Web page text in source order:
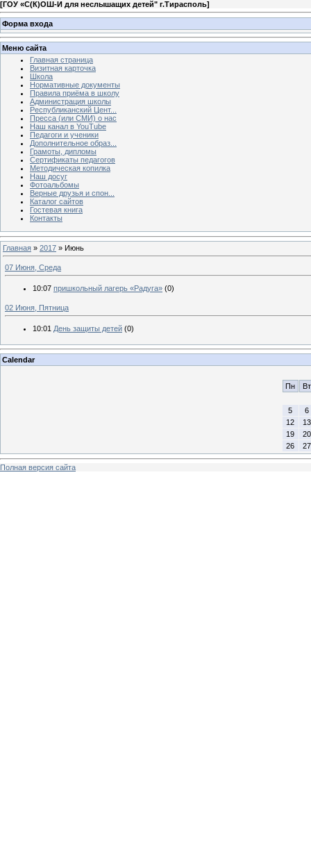
[ГОУ «С(К)ОШ-И для неслышащих детей" г.Тирасполь]
Форма входа
Меню сайта
Главная страница
Визитная карточка
Школа
Нормативные документы
Правила приёма в школу
Администрация школы
Республиканский Цент...
Пресса (или СМИ) о нас
Наш канал в YouTube
Педагоги и ученики
Дополнительное образ...
Грамоты, дипломы
Сертификаты педагогов
Методическая копилка
Наш досуг
Фотоальбомы
Верные друзья и спон...
Каталог сайтов
Гостевая книга
Контакты
Главная » 2017 » Июнь
07 Июня, Среда
10:07 пришкольный лагерь «Радуга» (0)
02 Июня, Пятница
10:01 День защиты детей (0)
Calendar
Пн Вт
5
6
12
13
19
20
26
27
Полная версия сайта